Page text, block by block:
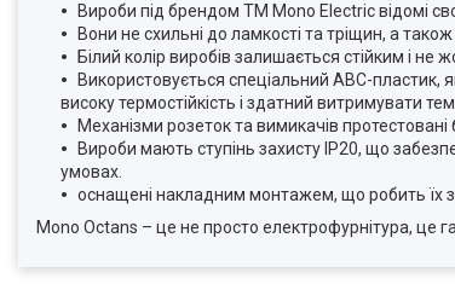
Вироби під брендом TM Mono Electric відомі
Вони не схильні до ламкості та тріщин, а
Білий колір виробів залишається стійким і не
Використовується спеціальний АВС-пластик,
високу термостійкість і здатний витримувати
Механізми розеток та вимикачів
Вироби мають ступінь захисту IP20, що
умовах.
оснащені накладним монтажем, що робить їх
Mono Octans – це не просто електрофурнітура, це